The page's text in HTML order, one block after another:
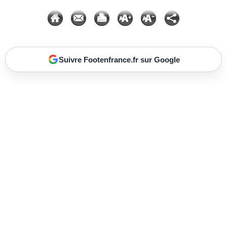
Suivre Footenfrance.fr sur Google